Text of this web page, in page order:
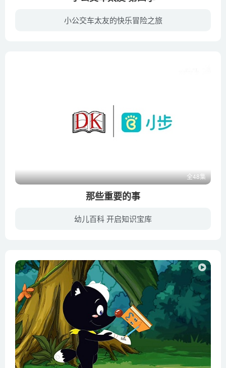
小公交车太友的快乐冒险之旅
全48集
那些重要的事
幼儿百科 开启知识宝库